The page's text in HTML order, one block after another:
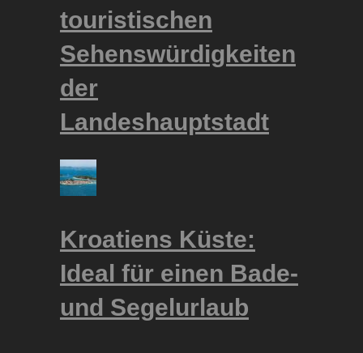
touristischen
Sehenswürdigkeiten
der
Landeshauptstadt
Kroatiens Küste:
Ideal für einen Bade-
und Segelurlaub